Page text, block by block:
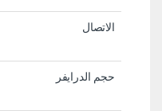
الاتصال
حجم الدرايفر